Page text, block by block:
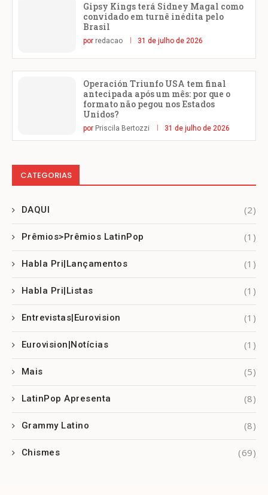
Gipsy Kings terá Sidney Magal como
convidado em turnê inédita pelo
Brasil
por redacao 31 de julho de 2026
Operación Triunfo USA tem final
antecipada após um mês: por que o
formato não pegou nos Estados
Unidos?
por Priscila Bertozzi 31 de julho de 2026
CATEGORIAS
DAQUI (2)
Prêmios>Prêmios LatinPop (1)
Habla Pri|Lançamentos (1)
Habla Pri|Listas (1)
Entrevistas|Eurovision (1)
Eurovision|Notícias (1)
Mais (5)
LatinPop Apresenta (8)
Grammy Latino (8)
Chismes (69)